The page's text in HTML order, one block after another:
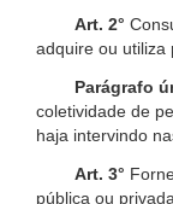
Art. 2°
adquire ou utiliza
Parágrafo
coletividade de
haja intervindo
Art. 3°
pública ou